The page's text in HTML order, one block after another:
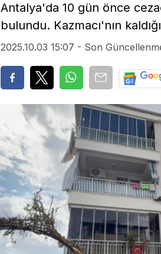
Antalya'da 10 gün önce
bulundu. Kazmacı'nın
2025.10.03 15:07 - Son